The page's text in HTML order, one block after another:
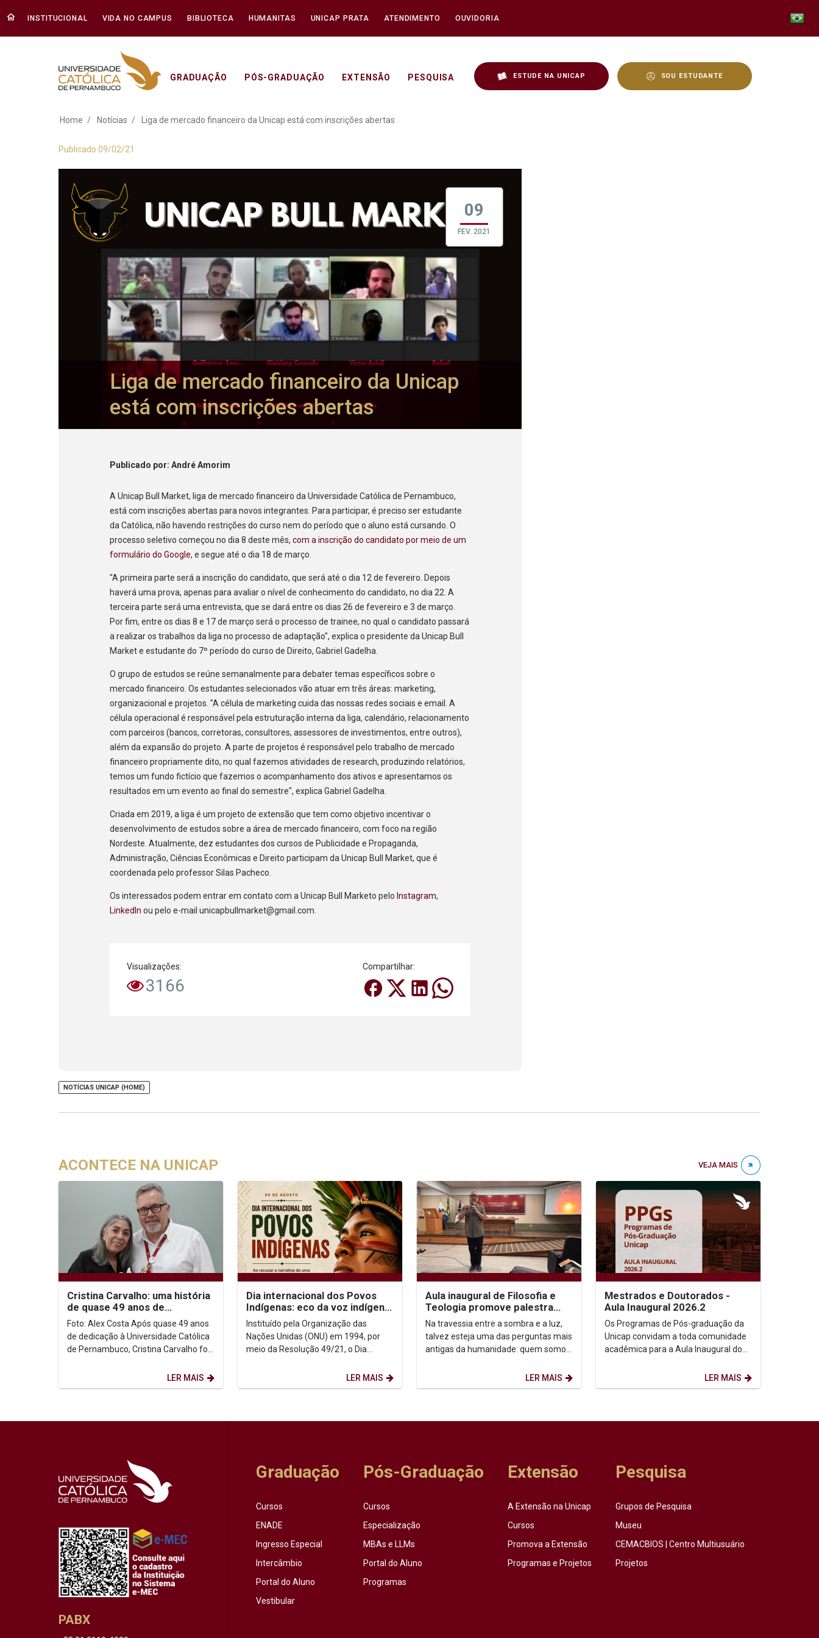
INSTITUCIONAL VIDA NO CAMPUS BIBLIOTECA HUMANITAS UNICAP PRATA ATENDIMENTO OUVIDORIA
GRADUAÇÃO PÓS-GRADUAÇÃO EXTENSÃO PESQUISA ESTUDE NA UNICAP SOU ESTUDANTE
Liga de mercado financeiro da Unicap está com inscrições abertas -
Home Notícias Liga de mercado financeiro da Unicap está com inscrições abertas
Publicado 09/02/21
09
FEV. 2021
Liga de mercado financeiro da Unicap
está com inscrições abertas
Publicado por: André Amorim
A Unicap Bull Market, liga de mercado financeiro da Universidade Católica de Pernambuco,
está com inscrições abertas para novos integrantes. Para participar, é preciso ser estudante
da Católica, não havendo restrições do curso nem do período que o aluno está cursando. O
processo seletivo começou no dia 8 deste mês, com a inscrição do candidato por meio de um
formulário do Google, e segue até o dia 18 de março.
"A primeira parte será a inscrição do candidato, que será até o dia 12 de fevereiro. Depois
haverá uma prova, apenas para avaliar o nível de conhecimento do candidato, no dia 22. A
terceira parte será uma entrevista, que se dará entre os dias 26 de fevereiro e 3 de março.
Por fim, entre os dias 8 e 17 de março será o processo de trainee, no qual o candidato passará
a realizar os trabalhos da liga no processo de adaptação", explica o presidente da Unicap Bull
Market e estudante do 7º período do curso de Direito, Gabriel Gadelha.
O grupo de estudos se reúne semanalmente para debater temas específicos sobre o
mercado financeiro. Os estudantes selecionados vão atuar em três áreas: marketing,
organizacional e projetos. "A célula de marketing cuida das nossas redes sociais e email. A
célula operacional é responsável pela estruturação interna da liga, calendário, relacionamento
com parceiros (bancos, corretoras, consultores, assessores de investimentos, entre outros),
além da expansão do projeto. A parte de projetos é responsável pelo trabalho de mercado
financeiro propriamente dito, no qual fazemos atividades de research, produzindo relatórios,
temos um fundo fictício que fazemos o acompanhamento dos ativos e apresentamos os
resultados em um evento ao final do semestre", explica Gabriel Gadelha.
Criada em 2019, a liga é um projeto de extensão que tem como objetivo incentivar o
desenvolvimento de estudos sobre a área de mercado financeiro, com foco na região
Nordeste. Atualmente, dez estudantes dos cursos de Publicidade e Propaganda,
Administração, Ciências Econômicas e Direito participam da Unicap Bull Market, que é
coordenada pelo professor Silas Pacheco.
Os interessados podem entrar em contato com a Unicap Bull Marketo pelo Instagram,
LinkedIn ou pelo e-mail unicapbullmarket@gmail.com.
Visualizações:
3166
Compartilhar:
NOTÍCIAS UNICAP (HOME)
ACONTECE NA UNICAP VEJA MAIS
Cristina Carvalho: uma história
de quase 49 anos de
dedicação à Unicap
Foto: Alex Costa Após quase 49 anos
de dedicação à Universidade Católica
de Pernambuco, Cristina Carvalho foi
LER MAIS
Dia internacional dos Povos
Indígenas: eco da voz indígena
no contexto urbano
Instituído pela Organização das
Nações Unidas (ONU) em 1994, por
meio da Resolução 49/21, o Dia
de agosto) firma-se como...LER MAIS
Aula inaugural de Filosofia e
Teologia promove palestra
sobre autoconhecimento
Na travessia entre a sombra e a luz,
talvez esteja uma das perguntas mais
antigas da humanidade: quem somos,
LER MAIS
Mestrados e Doutorados -
Aula Inaugural 2026.2
Os Programas de Pós-graduação da
Unicap convidam a toda comunidade
acadêmica para a Aula Inaugural do
LER MAIS
PABX
Graduação
Cursos
ENADE
Ingresso Especial
Intercâmbio
Portal do Aluno
Vestibular
Pós-Graduação
Cursos
Especialização
MBAs e LLMs
Portal do Aluno
Programas
Extensão
A Extensão na Unicap
Cursos
Promova a Extensão
Programas e Projetos
Pesquisa
Grupos de Pesquisa
Museu
CEMACBIOS | Centro Multiusuário
Projetos